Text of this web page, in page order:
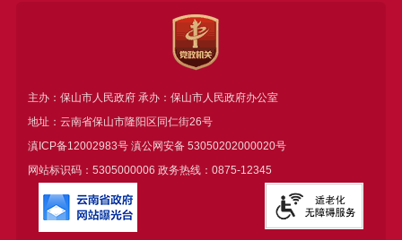
主办：保山市人民政府 承办：保山市人民政府办公室
地址：云南省保山市隆阳区同仁街26号
滇ICP备12002983号滇公网安备 53050202000020号
网站标识码：5305000006 政务热线：0875-12345